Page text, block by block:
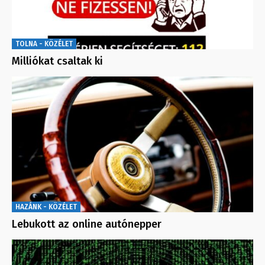
TOLNA - KÖZÉLET
Milliókat csaltak ki
HAZÁNK - KÖZÉLET
Lebukott az online autónepper